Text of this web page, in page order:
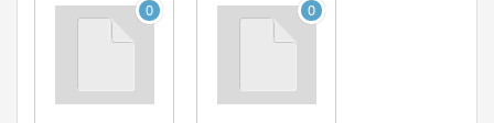
0 0